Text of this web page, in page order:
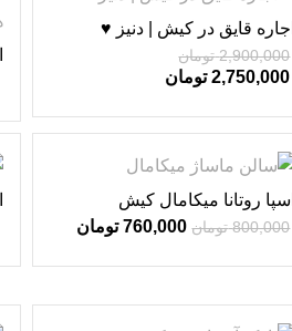
-5%
اجاره قایق در کیش | دنیز ♥
2,900,000 تومان
2,750,000 تومان
اسپا روتانا میکامال کیش
800,000 تومان 760,000 تومان